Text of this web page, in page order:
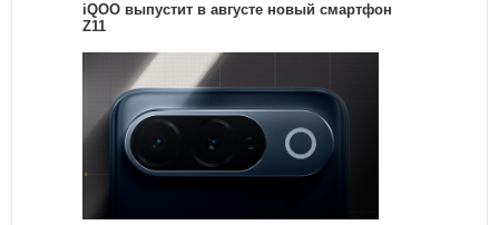
iQOO выпустит в августе новый смартфон
Z11